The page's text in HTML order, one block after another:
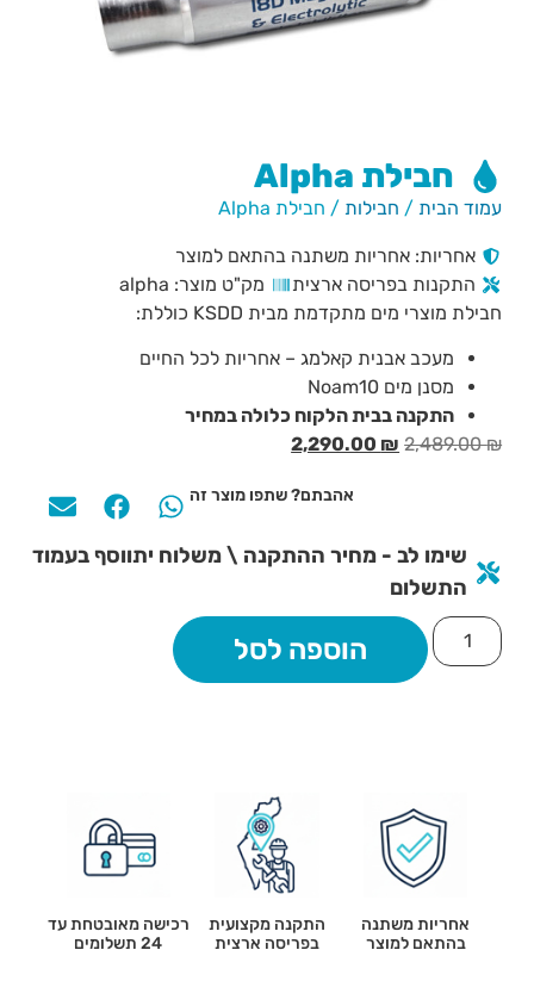
חבילת Alpha
עמוד הבית / חבילות / חבילת Alpha
אחריות: אחריות משתנה בהתאם למוצר
התקנות בפריסה ארצית
מק"ט מוצר: alpha
חבילת מוצרי מים מתקדמת מבית KSDD כוללת:
מעכב אבנית קאלמג – אחריות לכל החיים
מסנן מים Noam10
התקנה בבית הלקוח כלולה במחיר
2,489.00₪
2,290.00 ₪
אהבתם? שתפו מוצר זה
שימו לב - מחיר ההתקנה \ משלוח יתווסף בעמוד
התשלום
הוספה לסל
אחריות משתנה
בהתאם למוצר
התקנה מקצועית
בפריסה ארצית
רכישה מאובטחת עד
24 תשלומים